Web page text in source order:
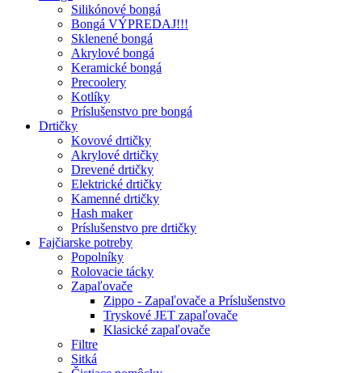
Silikónové bongá
Bongá VÝPREDAJ!!!
Sklenené bongá
Akrylové bongá
Keramické bongá
Precoolery
Kotlíky
Príslušenstvo pre bongá
Drtičky
Kovové drtičky
Akrylové drtičky
Drevené drtičky
Elektrické drtičky
Kamenné drtičky
Hash maker
Príslušenstvo pre drtičky
Fajčiarske potreby
Popolníky
Rolovacie tácky
Zapaľovače
Zippo - Zapaľovače a Príslušenstvo
Tryskové JET zapaľovače
Klasické zapaľovače
Filtre
Sitká